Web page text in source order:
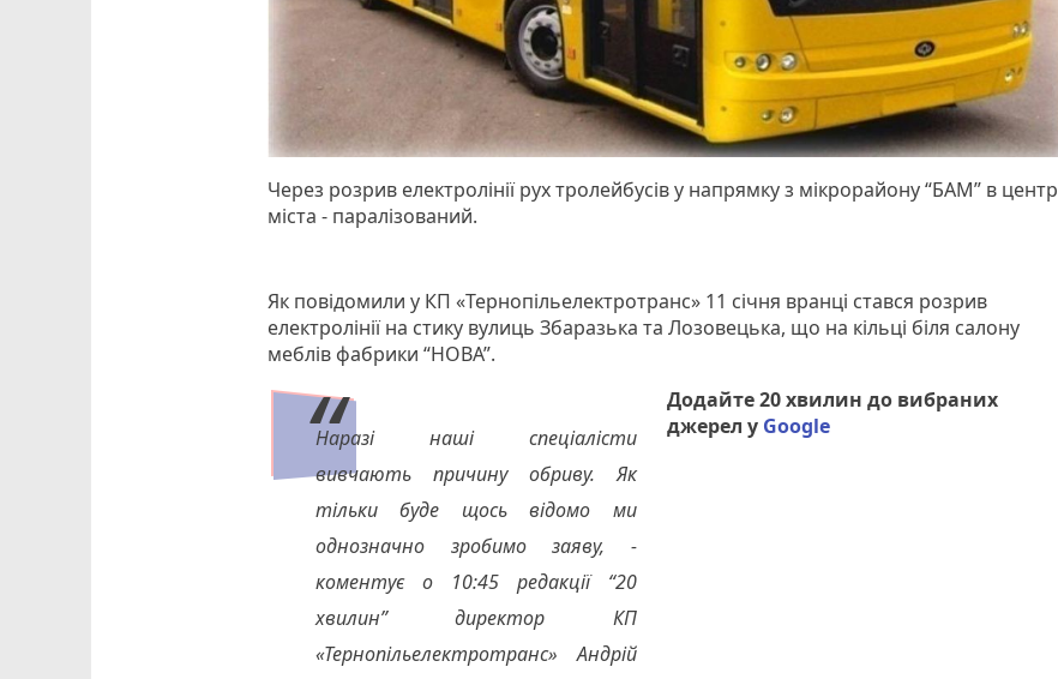
Через розрив електролінії рух тролейбусів у напрямку з мікрорайону “БАМ” в центр
міста - паралізований.
Як повідомили у КП «Тернопільелектротранс» 11 січня вранці стався розрив
електролінії на стику вулиць Збаразька та Лозовецька, що на кільці біля салону
меблів фабрики “НОВА”.
Наразі наші спеціалісти
вивчають причину обриву. Як
тільки буде щось відомо ми
однозначно зробимо заяву, -
коментує о 10:45 редакції “20
хвилин” директор КП
«Тернопільелектротранс» Андрій
Додайте 20 хвилин до вибраних
джерел у Google